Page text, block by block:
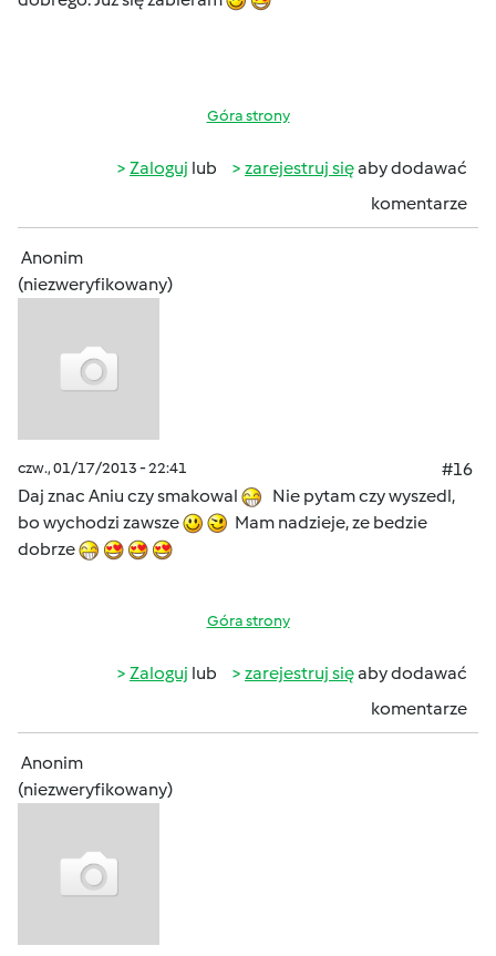
Góra strony
Zaloguj lub zarejestruj sięaby dodawać
komentarze
Anonim
(niezweryfikowany)
czw., 01/17/2013 - 22:41
#16
Daj znac Aniu czy smakowal
Nie pytam czy wyszedl,
bo wychodzi zawsze
Mam nadzieje, ze bedzie
dobrze
Góra strony
Zaloguj lub zarejestruj sięaby dodawać
komentarze
Anonim
(niezweryfikowany)